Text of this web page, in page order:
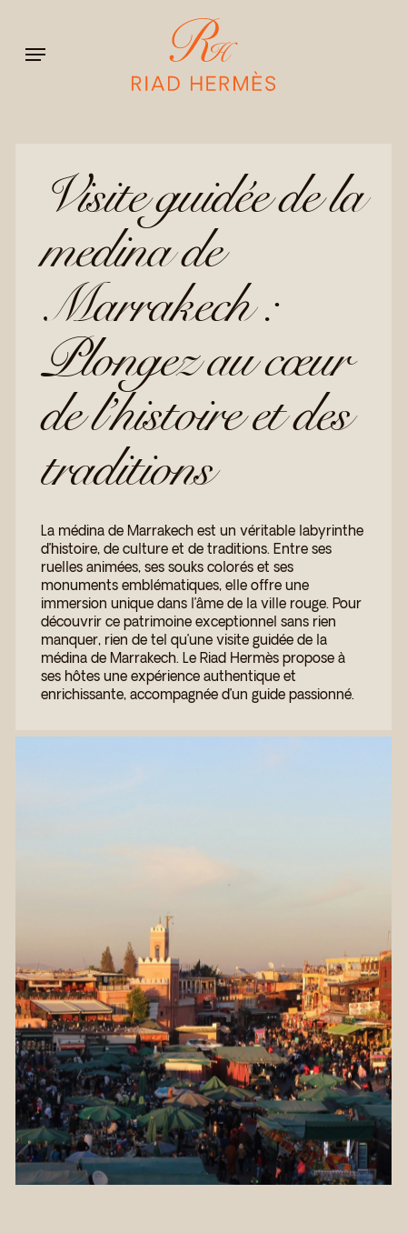
main
content
Menu
Visite guidée de la
medina de
Marrakech :
Plongez au cœur
de l’histoire et des
traditions
La médina de Marrakech est un véritable labyrinthe
d’histoire, de culture et de traditions. Entre ses
ruelles animées, ses souks colorés et ses
monuments emblématiques, elle offre une
immersion unique dans l’âme de la ville rouge. Pour
découvrir ce patrimoine exceptionnel sans rien
manquer, rien de tel qu’une visite guidée de la
médina de Marrakech. Le Riad Hermès propose à
ses hôtes une expérience authentique et
enrichissante, accompagnée d’un guide passionné.